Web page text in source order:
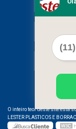
O inteiro teor deste site está
LESTER PLASTICOS E